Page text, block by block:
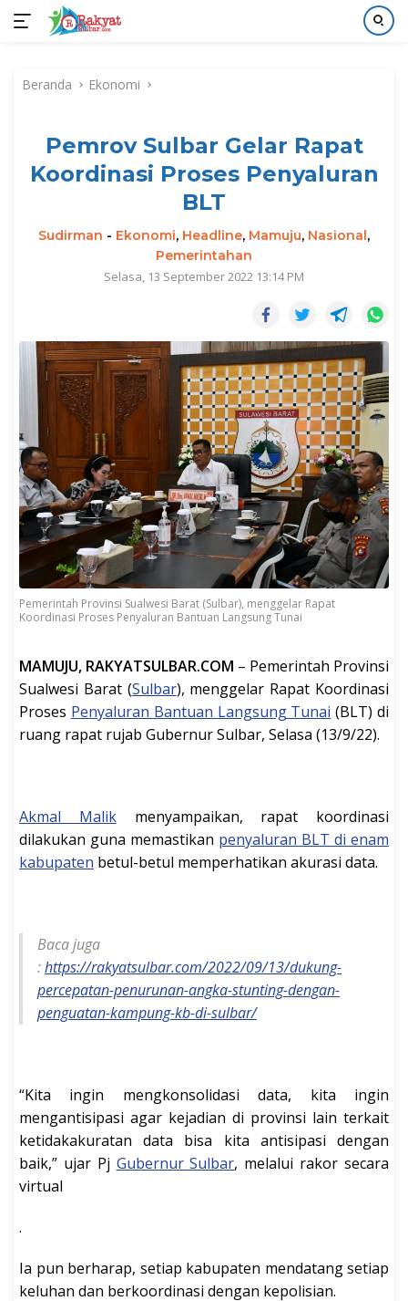
kontenBeranda Ekonomi
Pemrov Sulbar Gelar Rapat
Koordinasi Proses Penyaluran
BLT
Sudirman - Ekonomi, Headline, Mamuju, Nasional,
Pemerintahan
Selasa, 13 September 2022 13:14 PM
Pemerintah Provinsi Sualwesi Barat (Sulbar), menggelar Rapat
Koordinasi Proses Penyaluran Bantuan Langsung Tunai
MAMUJU, RAKYATSULBAR.COM – Pemerintah Provinsi
Sualwesi Barat (Sulbar), menggelar Rapat Koordinasi
Proses Penyaluran Bantuan Langsung Tunai (BLT) di
ruang rapat rujab Gubernur Sulbar, Selasa (13/9/22).
Akmal Malikmenyampaikan, rapat koordinasi
dilakukan guna memastikan penyaluran BLT di enam
kabupaten betul-betul memperhatikan akurasi data.
Baca juga
:https://rakyatsulbar.com/2022/09/13/dukung-
percepatan-penurunan-angka-stunting-dengan-
penguatan-kampung-kb-di-sulbar/
“Kita ingin mengkonsolidasi data, kita ingin
mengantisipasi agar kejadian di provinsi lain terkait
ketidakakuratan data bisa kita antisipasi dengan
baik,” ujar Pj Gubernur Sulbar, melalui rakor secara
virtual
.
Ia pun berharap, setiap kabupaten mendatang setiap
keluhan dan berkoordinasi dengan kepolisian.